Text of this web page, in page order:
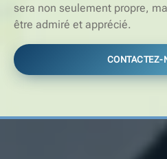
sera non seulement propre,
être admiré et apprécié.
CONTACTEZ-